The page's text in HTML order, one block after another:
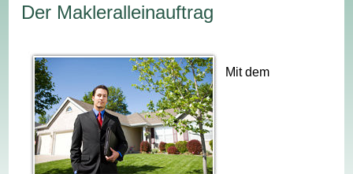
Der Makleralleinauftrag
Mit dem